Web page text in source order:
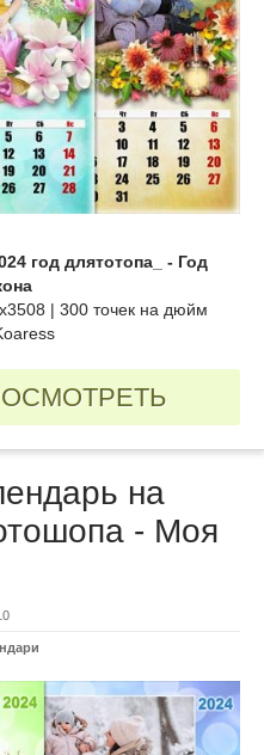
год длятотопа_ - Год
| 300 точек на дюйм
на
- Моя